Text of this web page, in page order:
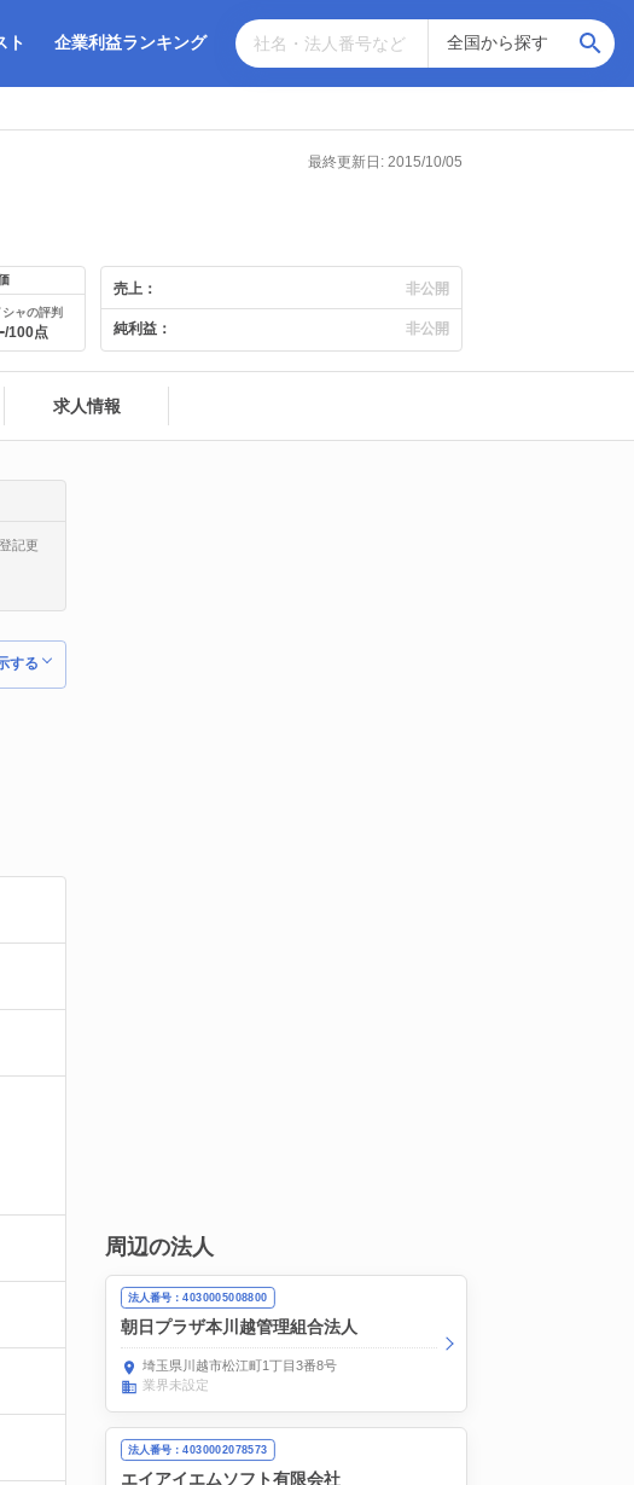
ト 企業利益ランキング
最終更新日: 2015/10/05
シャの評判
/100点
売上： 非公開
純利益： 非公開
求人情報
記更
する
周辺の法人
法人番号：4030005008800
朝日プラザ本川越管理組合法人
埼玉県川越市松江町1丁目3番8号
業界未設定
法人番号：4030002078573
エイアイエムソフト有限会社